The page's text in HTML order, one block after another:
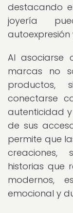
destacando
joyería
Al asociarse
marcas no
productos,
conectarse
autenticidad
de sus
permite que
creaciones,
historias que
modernos,
emocional y